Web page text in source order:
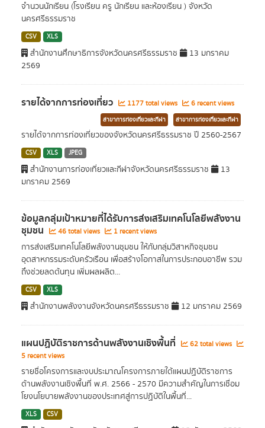
จำนวนนักเรียน (โรงเรียน ครู นักเรียน และห้องเรียน ) จังหวัด
นครศรีธรรมราช
CSV XLS
สำนักงานศึกษาธิการจังหวัดนครศรีธรรมราช
13 มกราคม
2569
รายได้จากการท่องเที่ยว 1177 total views 6 recent views
สาขาการท่องเที่ยวและกีฬา สาขาการท่องเที่ยวและกีฬา
รายได้จากการท่องเที่ยวของจังหวัดนครศรีธรรมราช ปี 2560-2567
CSV XLS JPEG
สำนักงานการท่องเที่ยวและกีฬาจังหวัดนครศรีธรรมราช
13
มกราคม 2569
ข้อมูลกลุ่มเป้าหมายที่ได้รับการส่งเสริมเทคโนโลยีพลังงาน
ชุมชน 46 total views 1 recent views
การส่งเสริมเทคโนโลยีพลังงานชุมชน ให้กับกลุ่มวิสาหกิจชุมชน
อุตสาหกรรมระดับครัวเรือน เพื่อสร้างโอกาสในการประกอบอาชีพ รวม
ถึงช่วยลดต้นทุน เพิ่มผลผลิต...
CSV XLS
สำนักงานพลังงานจังหวัดนครศรีธรรมราช 12 มกราคม 2569
แผนปฏิบัติราชการด้านพลังงานเชิงพื้นที่
62 total views
5 recent views
รายชื่อโครงการและงบประมาณโครงการภายใต้แผนปฏิบัติราชการ
ด้านพลังงานเชิงพื้นที่ พ.ศ. 2566 - 2570 มีความสำคัญในการเชื่อม
โยงนโยบายพลังงานของประเทศสู่การปฏิบัติในพื้นที่...
XLS CSV